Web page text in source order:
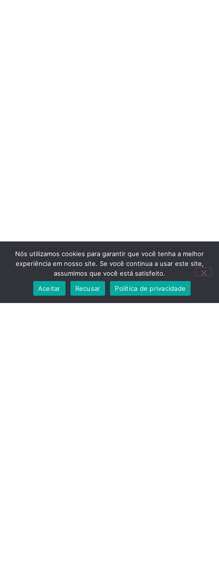
Nós utilizamos cookies para garantir que você tenha a melhor
experiência em nosso site. Se você continua a usar este site,
assumimos que você está satisfeito.
Aceitar
Recusar Política de privacidade